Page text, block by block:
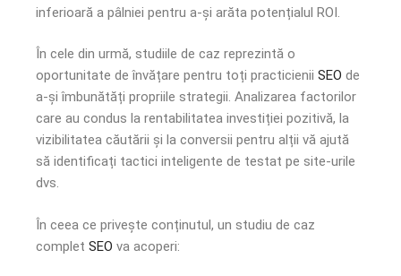
inferioară a pâlniei pentru a-și arăta potențialul ROI.
În cele din urmă, studiile de caz reprezintă o
oportunitate de învățare pentru toți practicienii SEO de
a-și îmbunătăți propriile strategii. Analizarea factorilor
care au condus la rentabilitatea investiției pozitivă, la
vizibilitatea căutării și la conversii pentru alții vă ajută
să identificați tactici inteligente de testat pe site-urile
dvs.
În ceea ce privește conținutul, un studiu de caz
complet SEO va acoperi: